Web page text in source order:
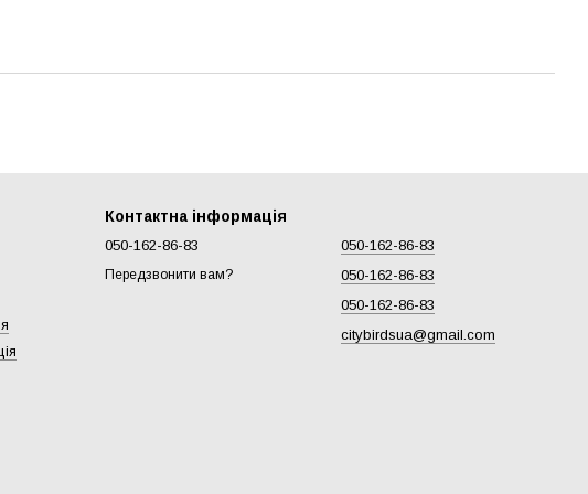
Контактна інформація
050-162-86-83
Передзвонити вам?
050-162-86-83
050-162-86-83
050-162-86-83
citybirdsua@gmail.com